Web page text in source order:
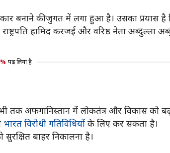
बनाने की जुगत में लगा हुआ है। उसका प्रयास
हामिद करजई और वरिष्ठ नेता अब्दुल्ला
पढ़ लिया है
अफगानिस्तान में लोकतंत्र और विकास को
भारत विरोधी गतिविधियों के लिए कर सकता है।
बाहर निकालना है।